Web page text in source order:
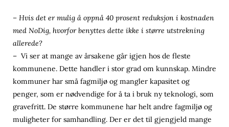
– Hvis det er mulig å oppnå 40 prosent reduksjon i kostnaden
med NoDig, hvorfor benyttes dette ikke i større utstrekning
allerede?
– Vi ser at mange av årsakene går igjen hos de fleste
kommunene. Dette handler i stor grad om kunnskap. Mindre
kommuner har små fagmiljø og mangler kapasitet og
penger, som er nødvendige for å ta i bruk ny teknologi, som
gravefritt. De større kommunene har helt andre fagmiljø og
muligheter for samhandling. Der er det til gjengjeld mange